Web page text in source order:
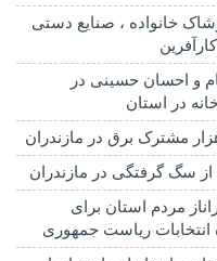
خانواده ، صنایع دستی
و احسان حسینی در
مردم استان برای
ریاست جمهوری